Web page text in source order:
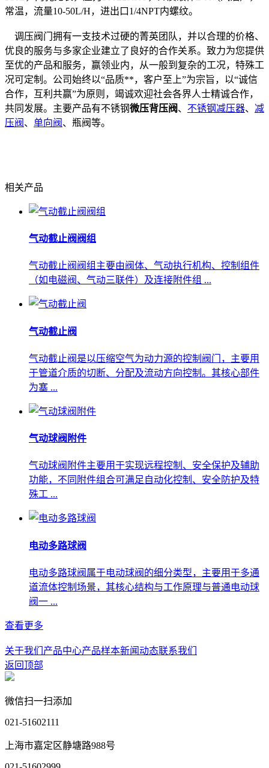
常温，流量10-50L/H，进出口1/4NPT内螺纹。
调压阀门拥有一支技术过硬的菁英团队，并以合理的价格、
优良的服务与多家企业建立了良好的合作关系。致力为您提供
至优的产品和服务，赢领业内，从一般到复杂的工况，特殊工
况可定制。公司始终以“品质**，客户至上”为宗旨，以“诚信
合作，互利共赢”为原则，竭诚欢迎社会各界人士精诚合作，
共同发展。主要产品有不锈钢微压背压阀、 不锈钢减压器、 减
压阀 、 单向阀 、瓶阀等。
相关产品
气动截止阀阀组
气动截止阀阀组主要由‌阀体‌、‌气动执行机构‌、‌控制组件‌
（如电磁阀、气动三联件）及‌连接附件‌组 ...
气动截止阀
气动截止阀是以压缩空气为动力源的控制阀门，主要用
于管道介质的切断、分配及流动方向控制。其核心部件
为塞 ...
气动球阀附件
气动球阀附件主要用于实现远程控制、安全保护及辅助
功能，不同附件组合可满足自动化控制、安全防护及特
殊工 ...
电动多路球阀
电动多路球阀属于电动球阀的细分类型，主要用于多通
道流体控制场景，其核心结构与工作原理与普通电动球
阀一 ...
查看更多
关于我们 产品中心产品样本新闻动态联系我们
返回顶部
微信扫一扫添加
021-51602111
上海市嘉定区静塘路988号